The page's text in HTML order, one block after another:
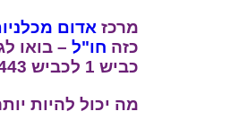
מרכז אדום
כזה חו"ל – בואו
כביש 1 לכביש 443.
מה יכול להיות